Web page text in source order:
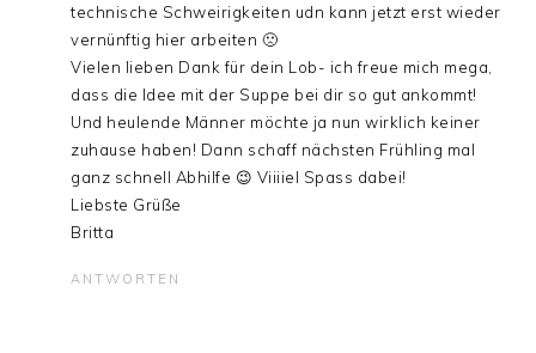
technische Schweirigkeiten udn kann jetzt erst wieder
vernünftig hier arbeiten 🙁
Vielen lieben Dank für dein Lob- ich freue mich mega,
dass die Idee mit der Suppe bei dir so gut ankommt!
Und heulende Männer möchte ja nun wirklich keiner
zuhause haben! Dann schaff nächsten Frühling mal
ganz schnell Abhilfe 😉 Viiiiel Spass dabei!
Liebste Grüße
Britta
ANTWORTEN